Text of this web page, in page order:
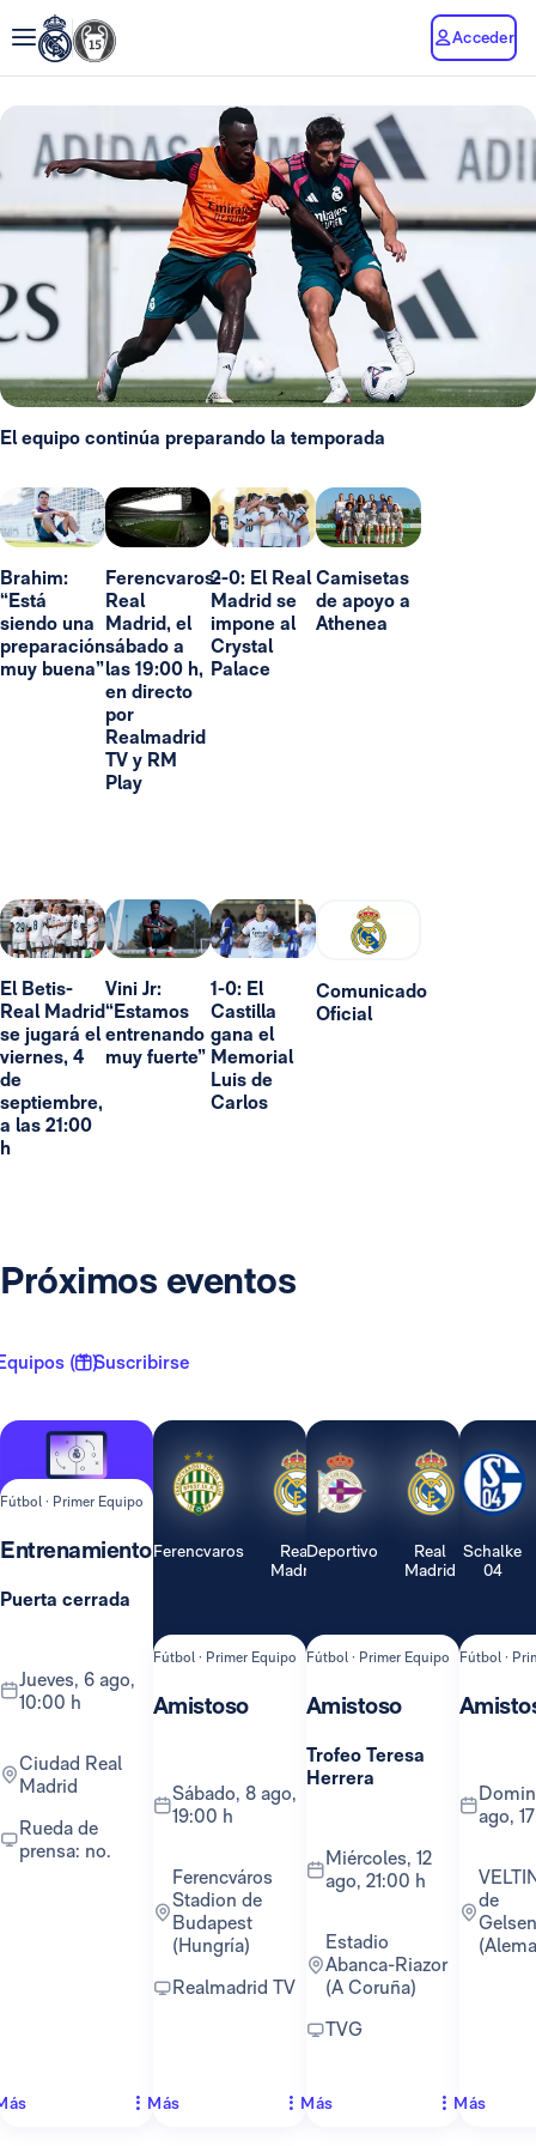
Acceder
El equipo continúa preparando la temporada
Brahim:
“Está
siendo una
preparación
muy buena”
Ferencvaros-
Real
Madrid, el
sábado a
las 19:00 h,
en directo
por
Realmadrid
TV y RM
Play
2-0: El Real
Madrid se
impone al
Crystal
Palace
Camisetas
de apoyo a
Athenea
El Betis-
Real Madrid
se jugará el
viernes, 4
de
septiembre,
a las 21:00
h
Vini Jr:
“Estamos
entrenando
muy fuerte”
1-0: El
Castilla
gana el
Memorial
Luis de
Carlos
Comunicado
Oficial
Próximos eventos
( 1 )Suscribirse
Fútbol · Primer Equipo
Entrenamiento
Puerta cerrada
jueves, 6 ago,
10:00 h
Ciudad Real
Madrid
Rueda de
prensa: no.
Ferencvaros
Real
Madrid
Fútbol · Primer Equipo
Amistoso
sábado, 8 ago,
19:00 h
Ferencváros
Stadion de
Budapest
(Hungría)
Realmadrid TV
Más
Deportivo
Real
Madrid
Fútbol · Primer Equipo
Amistoso
Trofeo Teresa
Herrera
miércoles, 12
ago, 21:00 h
Estadio
Abanca-Riazor
(A Coruña)
TVG
Más
Schalke
04
Fútbol ·
domingo, 16
ago,
VELTINS-Arena
de
Más